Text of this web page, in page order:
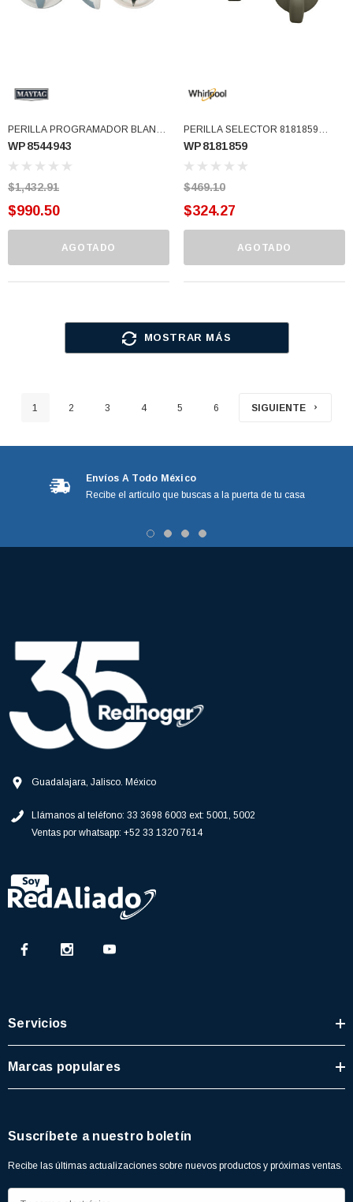
PERILLA PROGRAMADOR BLANCA
8544943 (WP8544943)
WP8544943
$1,432.91
$990.50
AGOTADO
PERILLA SELECTOR 8181859
(WP8181859)
WP8181859
$469.10
$324.27
AGOTADO
MOSTRAR MÁS
1 2 3 4 5 6 SIGUIENTE
Envíos A Todo México
Recibe el artículo que buscas a la puerta de tu casa
Guadalajara, Jalisco. México
Llámanos al teléfono: 33 3698 6003 ext: 5001, 5002
Ventas por whatsapp: +52 33 1320 7614
Servicios
Marcas populares
Suscríbete a nuestro boletín
Recibe las últimas actualizaciones sobre nuevos productos y próximas ventas.